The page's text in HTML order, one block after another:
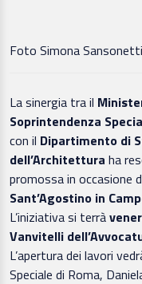
Foto Simona
La sinergia tra il
Soprintendenza
con il Dipartimento di
dell’Architettura ha
promossa in occasione
Sant’Agostino in
L’iniziativa si terrà
Vanvitelli
L’apertura dei lavori
Speciale di Roma,